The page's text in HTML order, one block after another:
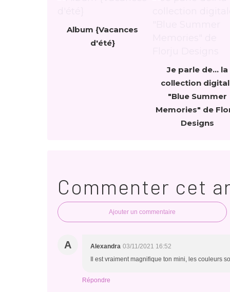
Album {Vacances
d'été}
Je parle de... la
collection
"Blue Summer
Memories" de
Designs
Commenter cet
Ajouter un commentaire
A Alexandra 03/11/2021 16:52
Il est vraiment magnifique ton mini, les couleurs
Répondre